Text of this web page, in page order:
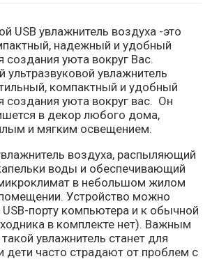
USB увлажнитель воздуха -это
надежный и удобный
уюта вокруг Вас.
ультразвуковой увлажнитель
компактный и удобный
уюта вокруг вас. Он
в декор любого дома,
и мягким освещением.
воздуха, распыляющий
воды и обеспечивающий
в небольшом жилом
Устройство можно
порту компьютера и к обычной
в комплекте нет). Важным
увлажнитель станет для
дети часто страдают от проблем с